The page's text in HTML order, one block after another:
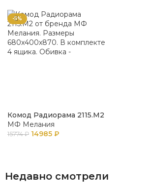
-5%
Комод Радиорама 2115.М2
МФ Мелания
15774₽ 14985 ₽
Недавно смотрели